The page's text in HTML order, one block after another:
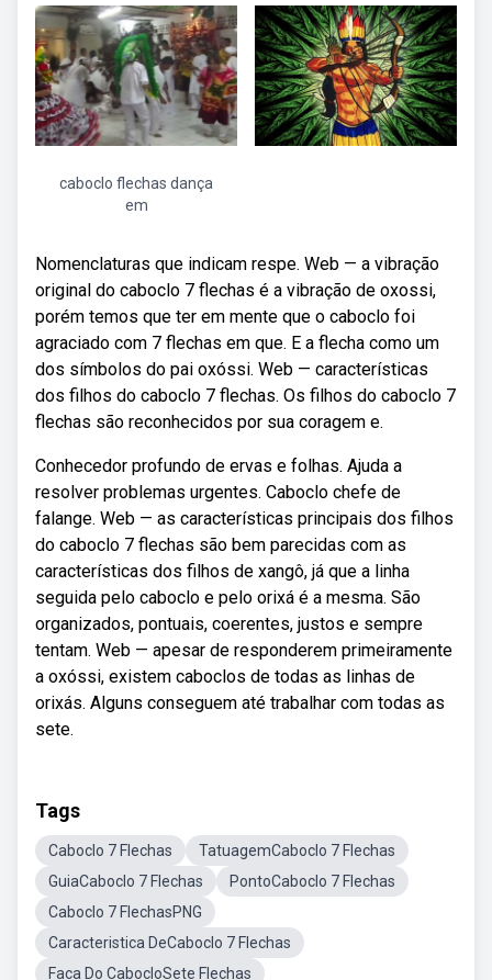
caboclo flechas dança
em
Nomenclaturas que indicam respe. Web — a vibração
original do caboclo 7 flechas é a vibração de oxossi,
porém temos que ter em mente que o caboclo foi
agraciado com 7 flechas em que. E a flecha como um
dos símbolos do pai oxóssi. Web — características
dos filhos do caboclo 7 flechas. Os filhos do caboclo 7
flechas são reconhecidos por sua coragem e.
Conhecedor profundo de ervas e folhas. Ajuda a
resolver problemas urgentes. Caboclo chefe de
falange. Web — as características principais dos filhos
do caboclo 7 flechas são bem parecidas com as
características dos filhos de xangô, já que a linha
seguida pelo caboclo e pelo orixá é a mesma. São
organizados, pontuais, coerentes, justos e sempre
tentam. Web — apesar de responderem primeiramente
a oxóssi, existem caboclos de todas as linhas de
orixás. Alguns conseguem até trabalhar com todas as
sete.
Tags
Caboclo 7 Flechas
TatuagemCaboclo 7 Flechas
GuiaCaboclo 7 Flechas
PontoCaboclo 7 Flechas
Caboclo 7 FlechasPNG
Caracteristica DeCaboclo 7 Flechas
Faca Do CabocloSete Flechas